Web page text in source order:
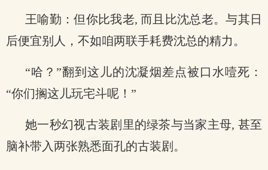
王喻勤：但你比我老, 而且比沈总老。与其日
后便宜别人，不如咱两联手耗费沈总的精力。
“哈？”翻到这儿的沈凝烟差点被口水噎死：
“你们搁这儿玩宅斗呢！”
她一秒幻视古装剧里的绿茶与当家主母, 甚至
脑补带入两张熟悉面孔的古装剧。